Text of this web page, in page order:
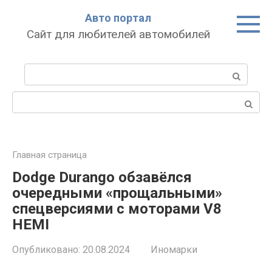
Авто портал
Сайт для любителей автомобилей
Главная страница
Dodge Durango обзавёлся
очередными «прощальными»
спецверсиями с моторами V8
HEMI
Опубликовано: 20.08.2024 Иномарки